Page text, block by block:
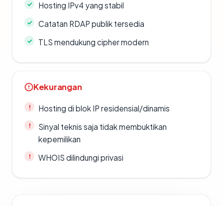
Hosting IPv4 yang stabil
Catatan RDAP publik tersedia
TLS mendukung cipher modern
Kekurangan
Hosting di blok IP residensial/dinamis
Sinyal teknis saja tidak membuktikan
kepemilikan
WHOIS dilindungi privasi